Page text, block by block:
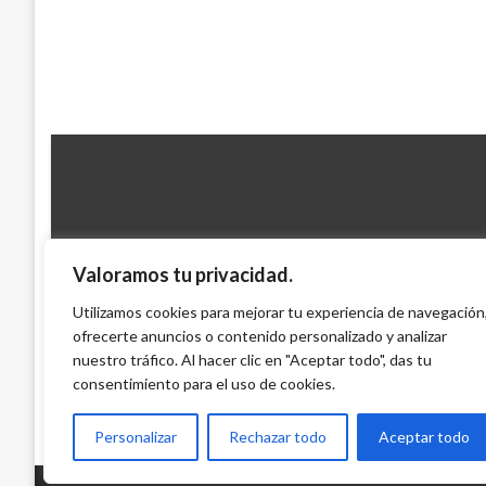
Valoramos tu privacidad.
Utilizamos cookies para mejorar tu experiencia de navegación,
ofrecerte anuncios o contenido personalizado y analizar
nuestro tráfico. Al hacer clic en "Aceptar todo", das tu
consentimiento para el uso de cookies.
Personalizar Rechazar todo Aceptar todo
JUDICIAL
Otras cuatro personas muertas en
Magdalena
Carlos Martinez domingo diciembre 25, 2011